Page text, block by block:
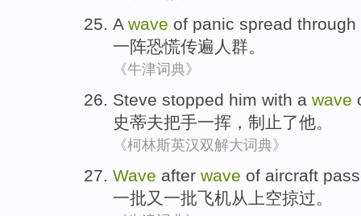
A wave of panic spread through
一阵恐慌传遍 人群。
《牛津词典》
Steve stopped him with a wave
史蒂夫把手一挥 ， 制止了他。
《柯林斯英汉双解大词典》
Wave after wave of aircraft
一批又 一批飞机从上空掠过。